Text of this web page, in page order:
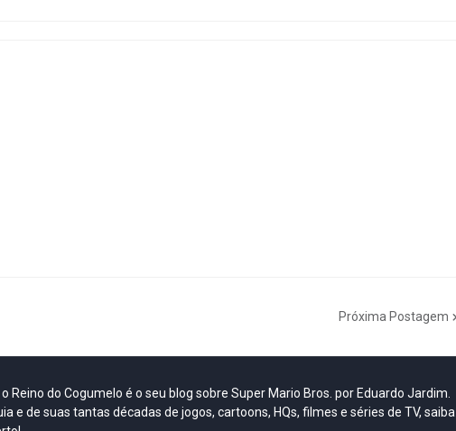
Próxima Postagem
Reino do Cogumelo é o seu blog sobre Super Mario Bros. por Eduardo Jardim.
e de suas tantas décadas de jogos, cartoons, HQs, filmes e séries de TV, saiba